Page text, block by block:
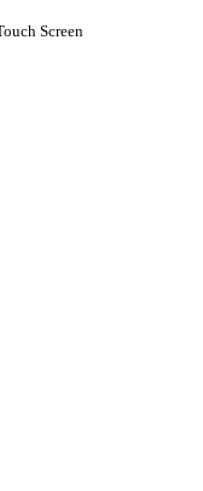
Screen